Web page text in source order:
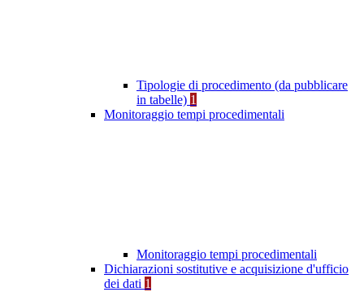
Tipologie di procedimento (da pubblicare
in tabelle) 1
Monitoraggio tempi procedimentali
Monitoraggio tempi procedimentali
Dichiarazioni sostitutive e acquisizione d'ufficio
dei dati 1